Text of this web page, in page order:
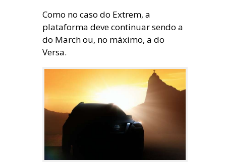
Como no caso do Extrem, a
plataforma deve continuar sendo a
do March ou, no máximo, a do
Versa.